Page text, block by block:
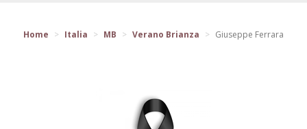
Home Italia MB Verano Brianza Giuseppe Ferrara